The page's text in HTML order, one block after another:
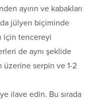
ayırın ve kabakları
jülyen biçiminde
için tencereyi
de aynı şeklide
üzerine serpin ve 1-2
ilave edin. Bu sırada